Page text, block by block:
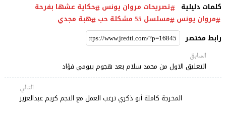
كلمات دليلية تصريحات مروان يونس حكاية عشها بفرحة
مروان يونس مسلسل 55 مشكلة حب
هبة مجدي
رابط مختصر
السابق
التعليق الاول من محمد سلام بعد هجوم بيومي فؤاد
التالي
المخرجة كاملة أبو ذكري ترغب العمل مع النجم كريم عبدالعزيز